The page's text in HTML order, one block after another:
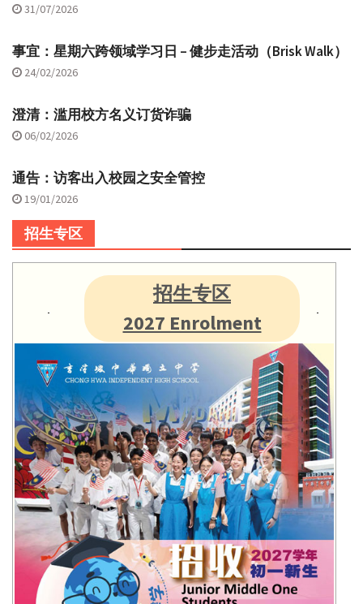
31/07/2026
事宜：星期六跨领域学习日 – 健步走活动（Brisk Walk）
24/02/2026
澄清：滥用校方名义订货诈骗
06/02/2026
通告：访客出入校园之安全管控
19/01/2026
招生专区
招生专区
2027 Enrolment